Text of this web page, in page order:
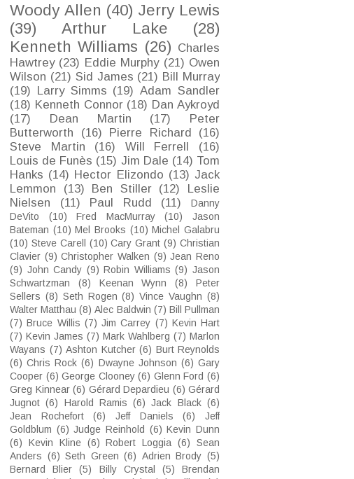
Woody Allen (40) Jerry Lewis
(39)
Arthur Lake
(28)
Kenneth Williams (26) Charles
Hawtrey (23) Eddie Murphy (21) Owen
Wilson (21) Sid James (21) Bill Murray
(19) Larry Simms (19) Adam Sandler
(18) Kenneth Connor (18) Dan Aykroyd
(17)
Dean Martin (17)
Peter
Butterworth
(16) Pierre Richard
(16)
Steve Martin
(16) Will Ferrell
(16)
Louis de Funès (15) Jim Dale (14) Tom
Hanks (14) Hector Elizondo (13) Jack
Lemmon
(13) Ben Stiller (12)
Leslie
Nielsen
(11) Paul Rudd (11)
Danny
DeVito
(10) Fred MacMurray (10)
Jason
Bateman (10) Mel Brooks (10) Michel Galabru
(10) Steve Carell (10) Cary Grant (9) Christian
Clavier (9) Christopher Walken (9) Jean Reno
(9) John Candy (9) Robin Williams (9) Jason
Schwartzman
(8) Keenan Wynn (8)
Peter
Sellers (8) Seth Rogen (8) Vince Vaughn (8)
Walter Matthau (8) Alec Baldwin (7) Bill Pullman
(7) Bruce Willis (7) Jim Carrey (7) Kevin Hart
(7) Kevin James (7) Mark Wahlberg (7) Marlon
Wayans (7) Ashton Kutcher (6) Burt Reynolds
(6) Chris Rock (6) Dwayne Johnson (6) Gary
Cooper (6) George Clooney (6) Glenn Ford (6)
Greg Kinnear (6) Gérard Depardieu (6) Gérard
Jugnot (6) Harold Ramis (6) Jack Black (6)
Jean Rochefort
(6) Jeff Daniels (6)
Jeff
Goldblum (6) Judge Reinhold (6) Kevin Dunn
(6)
Kevin Kline (6) Robert Loggia (6)
Sean
Anders (6) Seth Green (6) Adrien Brody (5)
Bernard Blier
(5) Billy Crystal (5)
Brendan